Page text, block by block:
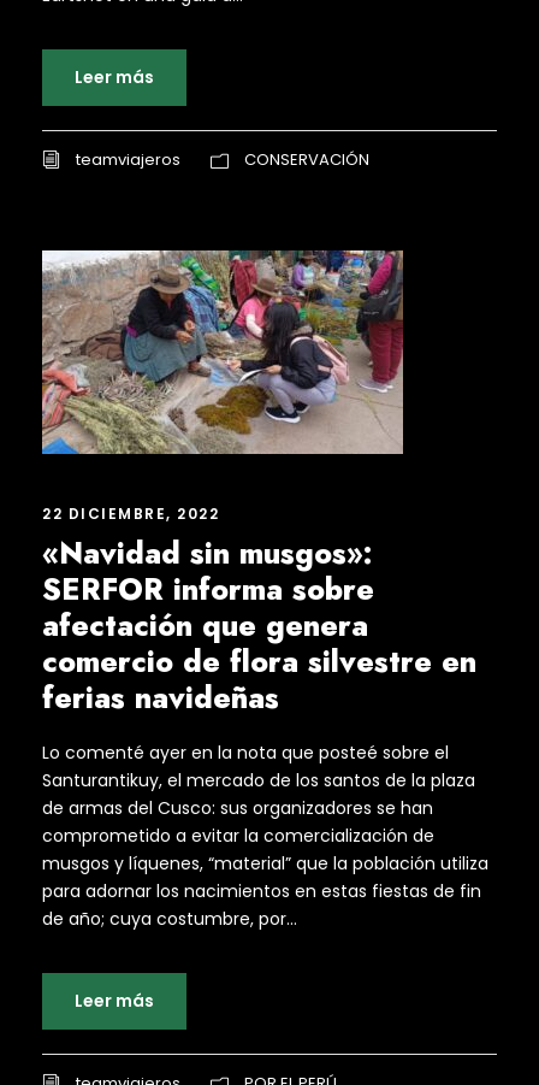
Leer más
teamviajeros CONSERVACIÓN
22 DICIEMBRE, 2022
«Navidad sin musgos»:
SERFOR informa sobre
afectación que genera
comercio de flora silvestre en
ferias navideñas
Lo comenté ayer en la nota que posteé sobre el
Santurantikuy, el mercado de los santos de la plaza
de armas del Cusco: sus organizadores se han
comprometido a evitar la comercialización de
musgos y líquenes, “material” que la población utiliza
para adornar los nacimientos en estas fiestas de fin
de año; cuya costumbre, por...
Leer más